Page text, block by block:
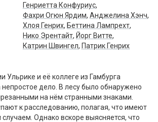
Генриетта Конфуриус,
Фахри Огюн Ярдим, Анджелина Хэнч,
Хлоя Генрих, Беттина Лампрехт,
Нико Эрентайт, Йорг Витте,
Катрин Швингел, Патрик Генрих
Ульрике и её коллеге из Гамбурга
дело. В лесу было обнаружено
на нём странными знаками.
к расследованию, полагая, что имеют
Однако вскоре выясняется, что